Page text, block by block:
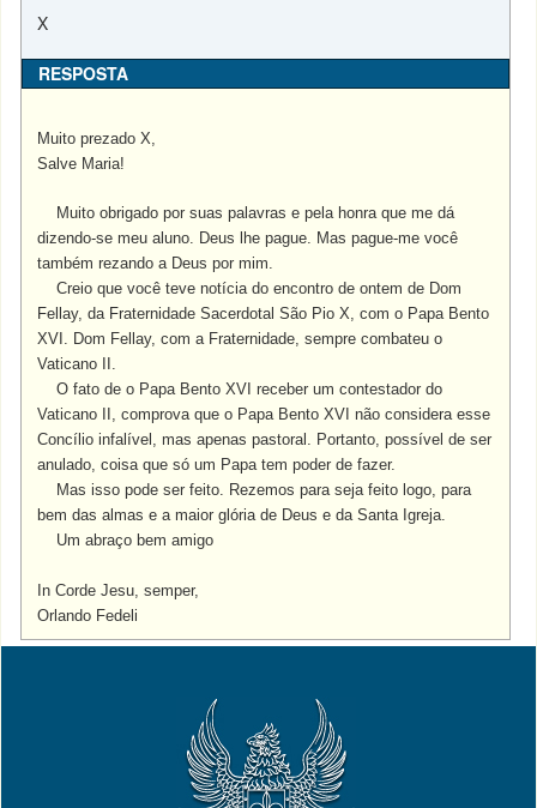
X
RESPOSTA
Muito prezado X,
Salve Maria!
Muito obrigado por suas palavras e pela honra que me dá
dizendo-se meu aluno. Deus lhe pague. Mas pague-me você
também rezando a Deus por mim.
Creio que você teve notícia do encontro de ontem de Dom
Fellay, da Fraternidade Sacerdotal São Pio X, com o Papa Bento
XVI. Dom Fellay, com a Fraternidade, sempre combateu o
Vaticano II.
O fato de o Papa Bento XVI receber um contestador do
Vaticano II, comprova que o Papa Bento XVI não considera esse
Concílio infalível, mas apenas pastoral. Portanto, possível de ser
anulado, coisa que só um Papa tem poder de fazer.
Mas isso pode ser feito. Rezemos para seja feito logo, para
bem das almas e a maior glória de Deus e da Santa Igreja.
Um abraço bem amigo
In Corde Jesu, semper,
Orlando Fedeli